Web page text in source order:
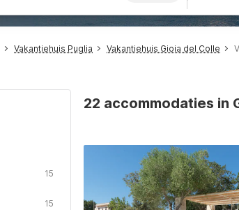
Vakantiehuis Puglia Vakantiehuis Gioia del Colle
15
15
22 accommodaties in